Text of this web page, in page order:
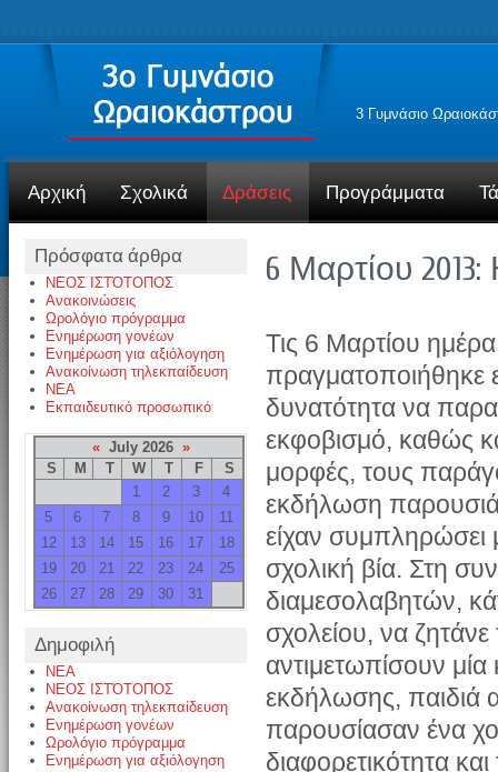
3 Γυμνάσιο
Αρχική Σχολικά Δράσεις Προγράμματα
Πρόσφατα άρθρα
ΝΕΟΣ ΙΣΤΌΤΟΠΟΣ
Ανακοινώσεις
Ωρολόγιο πρόγραμμα
Ενημέρωση γονέων
Ενημέρωση για αξιόλογηση
Ανακοίνωση τηλεκπαίδευση
NEA
Εκπαιδευτικό προσωπικό
« July 2026»
S
M T W T F
S
1
2 3
4
5
6 7 8 9 10
11
12
13 14 15 16 17
18
19
20 21 22 23 24
25
26
27 28 29 30 31
Δημοφιλή
NEA
ΝΕΟΣ ΙΣΤΌΤΟΠΟΣ
Ανακοίνωση τηλεκπαίδευση
Ενημέρωση γονέων
Ωρολόγιο πρόγραμμα
Ενημέρωση για αξιόλογηση
6 Μαρτίου
Τις 6 Μαρτίου
πραγματοποιήθηκε
δυνατότητα να
εκφοβισμό, καθώς
μορφές, τους
εκδήλωση
είχαν συμπληρώσει
σχολική βία. Στη
διαμεσολαβητών,
σχολείου, να
αντιμετωπίσουν
εκδήλωσης, παιδιά
παρουσίασαν ένα
διαφορετικότητα